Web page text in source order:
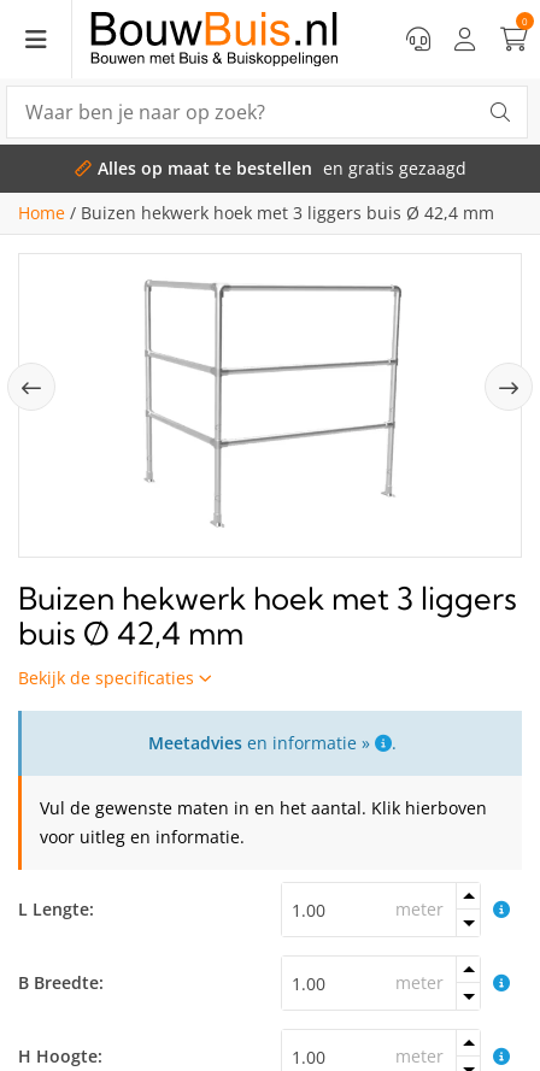
0
Alles op maat te bestellen en gratis gezaagd
Home / Buizen hekwerk hoek met 3 liggers buis Ø 42,4 mm
Buizen hekwerk hoek met 3 liggers
buis Ø 42,4 mm
Bekijk de specificaties
Meetadviesen informatie » .
Vul de gewenste maten in en het aantal. Klik hierboven
voor uitleg en informatie.
L Lengte: meter
B Breedte: meter
H Hoogte: meter